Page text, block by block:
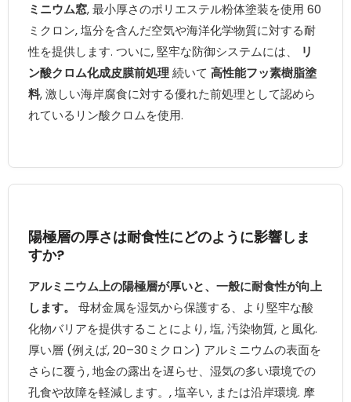
ミニウム窓, 最小厚さのポリエステル粉体塗装を使用 60
ミクロン, 塩分を含んだ空気や海洋化学物質に対する耐
性を提供します. ついに, 堅牢な防御システムには、
リ
ン酸クロム化成皮膜前処理続いて 高性能フッ素樹脂塗
料, 激しい海岸腐食に対する優れた前処理として認めら
れているリン酸クロムを使用.
陽極層の厚さは耐食性にどのように影響しま
すか?
アルミニウム上の陽極層が厚いと、一般に耐食性が向上
します。
母材金属を湿気から保護する、より堅牢な酸
化物バリアを提供することにより, 塩, 汚染物質, と風化.
厚い層 (例えば, 20–30ミクロン) アルミニウムの表面を
さらに覆う, 地金の露出を遅らせ、湿気の多い環境での
孔食や故障を軽減します。, 塩辛い, または沿岸環境. 摩